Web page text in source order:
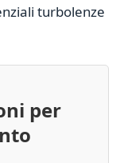
turbolenze
per